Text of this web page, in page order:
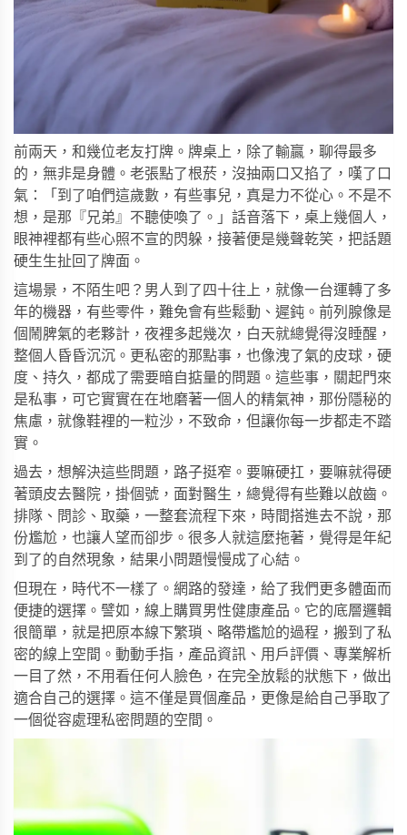
前兩天，和幾位老友打牌。牌桌上，除了輸贏，聊得最多
的，無非是身體。老張點了根菸，沒抽兩口又掐了，嘆了口
氣：「到了咱們這歲數，有些事兒，真是力不從心。不是不
想，是那『兄弟』不聽使喚了。」話音落下，桌上幾個人，
眼神裡都有些心照不宣的閃躲，接著便是幾聲乾笑，把話題
硬生生扯回了牌面。
這場景，不陌生吧？男人到了四十往上，就像一台運轉了多
年的機器，有些零件，難免會有些鬆動、遲鈍。前列腺像是
個鬧脾氣的老夥計，夜裡多起幾次，白天就總覺得沒睡醒，
整個人昏昏沉沉。更私密的那點事，也像洩了氣的皮球，硬
度、持久，都成了需要暗自掂量的問題。這些事，關起門來
是私事，可它實實在在地磨著一個人的精氣神，那份隱秘的
焦慮，就像鞋裡的一粒沙，不致命，但讓你每一步都走不踏
實。
過去，想解決這些問題，路子挺窄。要嘛硬扛，要嘛就得硬
著頭皮去醫院，掛個號，面對醫生，總覺得有些難以啟齒。
排隊、問診、取藥，一整套流程下來，時間搭進去不說，那
份尷尬，也讓人望而卻步。很多人就這麼拖著，覺得是年紀
到了的自然現象，結果小問題慢慢成了心結。
但現在，時代不一樣了。網路的發達，給了我們更多體面而
便捷的選擇。譬如，線上購買男性健康產品。它的底層邏輯
很簡單，就是把原本線下繁瑣、略帶尷尬的過程，搬到了私
密的線上空間。動動手指，產品資訊、用戶評價、專業解析
一目了然，不用看任何人臉色，在完全放鬆的狀態下，做出
適合自己的選擇。這不僅是買個產品，更像是給自己爭取了
一個從容處理私密問題的空間。